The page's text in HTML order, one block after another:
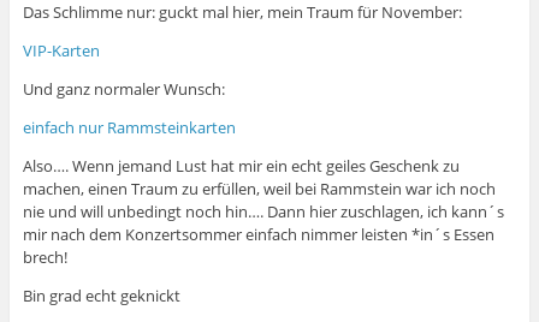
Das Schlimme nur: guckt mal hier, mein Traum für November:
VIP-Karten
Und ganz normaler Wunsch:
einfach nur Rammsteinkarten
Also…. Wenn jemand Lust hat mir ein echt geiles Geschenk zu
machen, einen Traum zu erfüllen, weil bei Rammstein war ich noch
nie und will unbedingt noch hin…. Dann hier zuschlagen, ich kann´s
mir nach dem Konzertsommer einfach nimmer leisten *in´s Essen
brech!
Bin grad echt geknickt